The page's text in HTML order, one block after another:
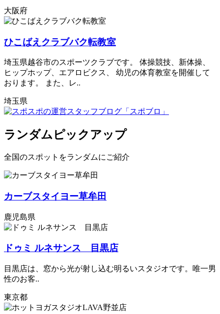
大阪府
ひこばえクラブバク転教室
埼玉県越谷市のスポーツクラブです。 体操競技、新体操、
ヒップホップ、エアロビクス、 幼児の体育教室を開催して
おります。 また、レ..
埼玉県
ランダムピックアップ
全国のスポットをランダムにご紹介
カーブスタイヨー草牟田
鹿児島県
ドゥミ ルネサンス 目黒店
目黒店は、窓から光が射し込む明るいスタジオです。唯一男
性のお客..
東京都